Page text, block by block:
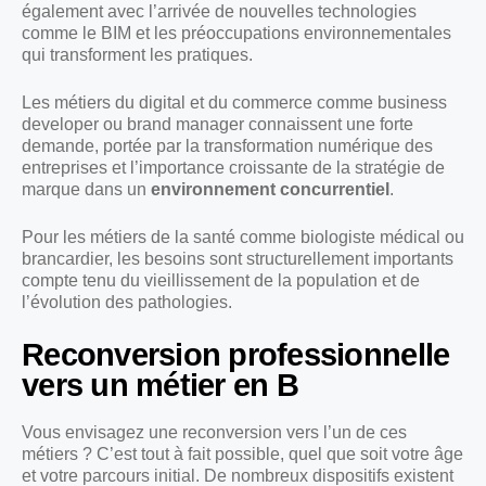
également avec l’arrivée de nouvelles technologies
comme le BIM et les préoccupations environnementales
qui transforment les pratiques.
Les métiers du digital et du commerce comme business
developer ou brand manager connaissent une forte
demande, portée par la transformation numérique des
entreprises et l’importance croissante de la stratégie de
marque dans un environnement concurrentiel .
Pour les métiers de la santé comme biologiste médical ou
brancardier, les besoins sont structurellement importants
compte tenu du vieillissement de la population et de
l’évolution des pathologies.
Reconversion professionnelle
vers un métier en B
Vous envisagez une reconversion vers l’un de ces
métiers ? C’est tout à fait possible, quel que soit votre âge
et votre parcours initial. De nombreux dispositifs existent